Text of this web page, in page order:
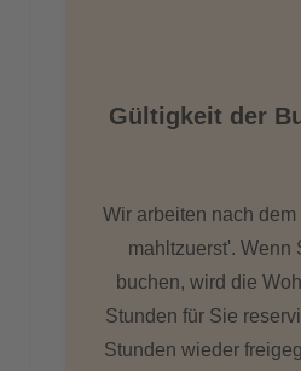
Gültigkeit der
Wir arbeiten nach
mahltzuerst'. Wenn
buchen, wird die
Stunden für Sie
Stunden wieder